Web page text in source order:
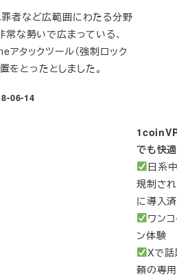
者など広範囲にわたる分野
な勢いで広まっている、
タックツール（強制ロック
をとったとしました。
日
06-14
でも快適
日系
規制さ
に導入済
ワン
ン体験
Xで話
頼の専